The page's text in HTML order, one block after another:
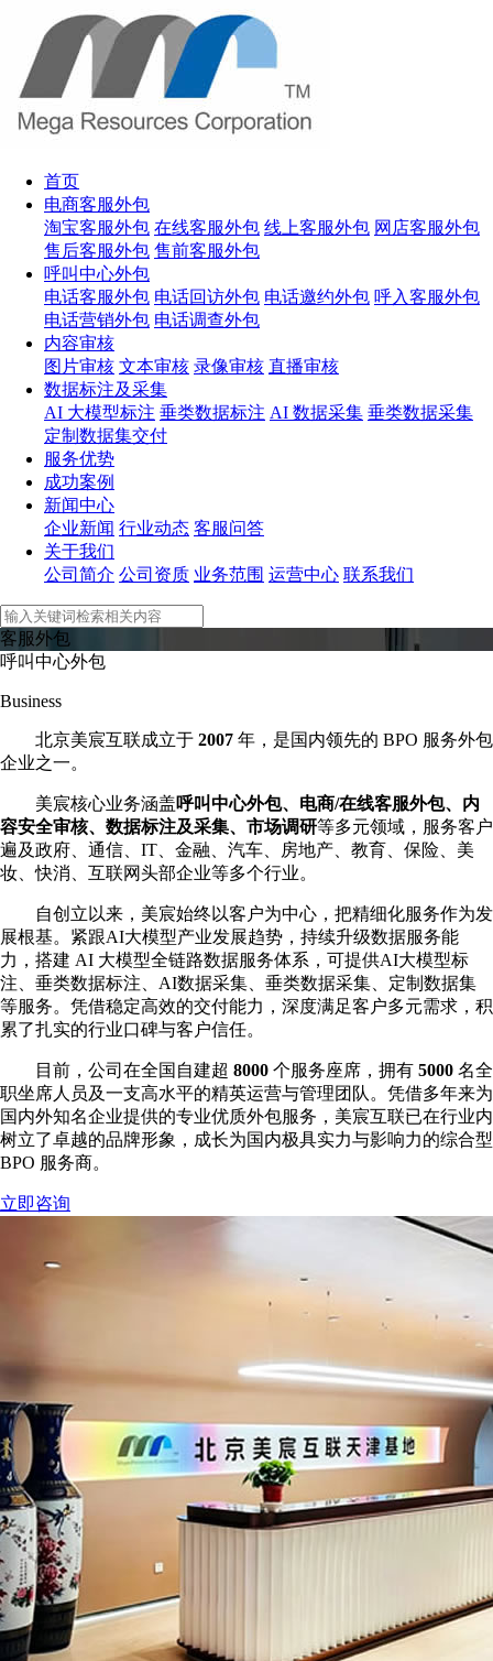
首页
电商客服外包
淘宝客服外包 在线客服外包 线上客服外包 网店客服外包
售后客服外包 售前客服外包
呼叫中心外包
电话客服外包 电话回访外包 电话邀约外包 呼入客服外包
电话营销外包 电话调查外包
内容审核
图片审核 文本审核 录像审核 直播审核
数据标注及采集
AI 大模型标注 垂类数据标注 AI 数据采集 垂类数据采集
定制数据集交付
服务优势
成功案例
新闻中心
企业新闻 行业动态 客服问答
关于我们
公司简介 公司资质 业务范围 运营中心 联系我们
客服外包
呼叫中心外包
Business
北京美宸互联成立于 2007 年，是国内领先的 BPO 服务外包
企业之一。
美宸核心业务涵盖呼叫中心外包、电商/在线客服外包、内
容安全审核、数据标注及采集、市场调研等多元领域，服务客户
遍及政府、通信、IT、金融、汽车、房地产、教育、保险、美
妆、快消、互联网头部企业等多个行业。
自创立以来，美宸始终以客户为中心，把精细化服务作为发
展根基。紧跟AI大模型产业发展趋势，持续升级数据服务能
力，搭建 AI 大模型全链路数据服务体系，可提供AI大模型标
注、垂类数据标注、AI数据采集、垂类数据采集、定制数据集
等服务。凭借稳定高效的交付能力，深度满足客户多元需求，积
累了扎实的行业口碑与客户信任。
目前，公司在全国自建超 8000 个服务座席，拥有 5000 名全
职坐席人员及一支高水平的精英运营与管理团队。凭借多年来为
国内外知名企业提供的专业优质外包服务，美宸互联已在行业内
树立了卓越的品牌形象，成长为国内极具实力与影响力的综合型
BPO 服务商。
立即咨询